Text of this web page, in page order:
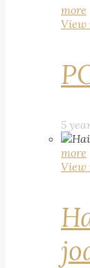
more
View
5
more
View